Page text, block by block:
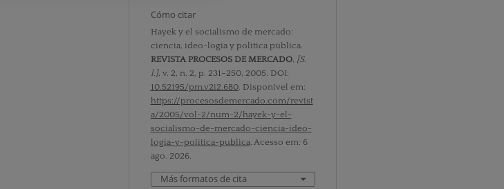
Cómo citar
Hayek y el socialismo de mercado:
ciencia, ideo-logía y política pública.
REVISTA PROCESOS DE MERCADO, [S.
l.], v. 2, n. 2, p. 231–250, 2005. DOI:
10.52195/pm.v2i2.680. Disponível em:
https://procesosdemercado.com/revist
a/2005/vol-2/num-2/hayek-y-el-
socialismo-de-mercado-ciencia-ideo-
logia-y-politica-publica. Acesso em: 6
ago. 2026.
Más formatos de cita